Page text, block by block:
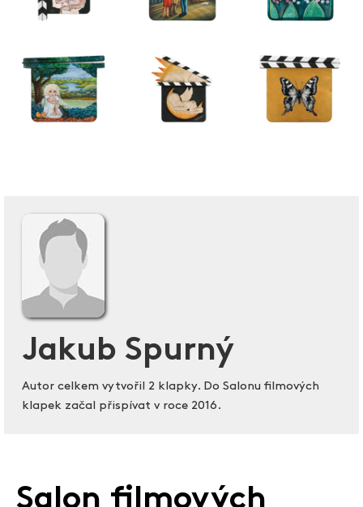
Jakub Spurný
Autor celkem vytvořil 2 klapky. Do Salonu filmových
klapek začal přispívat v roce 2016.
Salon filmových